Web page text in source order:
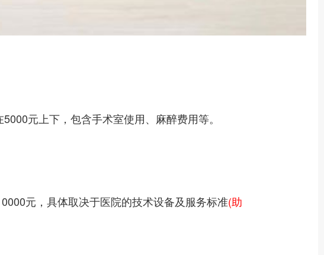
元上下，包含手术室使用、麻醉费用等。
元，具体取决于医院的技术设备及服务标准(助